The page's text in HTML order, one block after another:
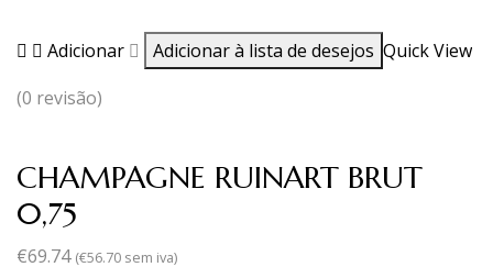
Adicionar Adicionar à lista de desejos Quick View
(0 revisão)
CHAMPAGNE RUINART BRUT
0,75
€69.74 (€56.70 sem iva)